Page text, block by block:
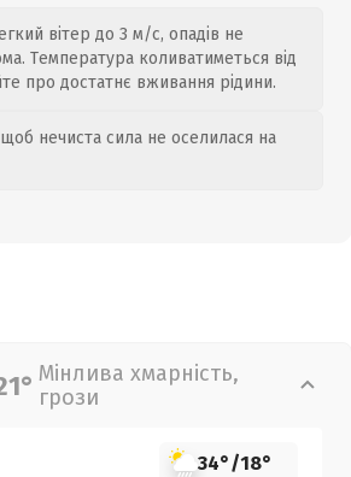
вітер до 3 м/с, опадів не
Температура коливатиметься від
про достатнє вживання рідини.
нечиста сила не оселилася на
Мінлива хмарність,
грози
34°/18°